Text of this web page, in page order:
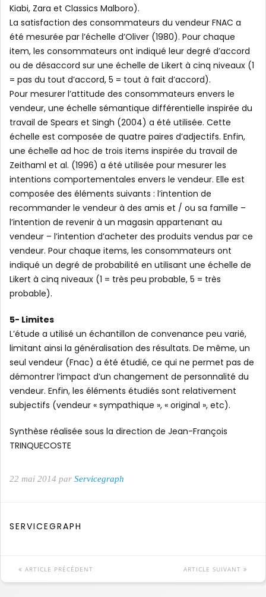
Kiabi, Zara et Classics Malboro).
La satisfaction des consommateurs du vendeur FNAC a
été mesurée par l’échelle d’Oliver (1980). Pour chaque
item, les consommateurs ont indiqué leur degré d’accord
ou de désaccord sur une échelle de Likert à cinq niveaux (1
= pas du tout d’accord, 5 = tout à fait d’accord).
Pour mesurer l’attitude des consommateurs envers le
vendeur, une échelle sémantique différentielle inspirée du
travail de Spears et Singh (2004) a été utilisée. Cette
échelle est composée de quatre paires d’adjectifs. Enfin,
une échelle ad hoc de trois items inspirée du travail de
Zeithaml et al. (1996) a été utilisée pour mesurer les
intentions comportementales envers le vendeur. Elle est
composée des éléments suivants : l’intention de
recommander le vendeur à des amis et / ou sa famille –
l’intention de revenir à un magasin appartenant au
vendeur – l’intention d’acheter des produits vendus par ce
vendeur. Pour chaque items, les consommateurs ont
indiqué un degré de probabilité en utilisant une échelle de
Likert à cinq niveaux (1 = très peu probable, 5 = très
probable).
5- Limites
L’étude a utilisé un échantillon de convenance peu varié,
limitant ainsi la généralisation des résultats. De même, un
seul vendeur (Fnac) a été étudié, ce qui ne permet pas de
démontrer l’impact d’un changement de personnalité du
vendeur. Enfin, les éléments étudiés sont relativement
subjectifs (vendeur « sympathique », « original », etc).
Synthèse réalisée sous la direction de Jean-François
TRINQUECOSTE
22 mai 2014 par Servicegraph
SERVICEGRAPH
ARTICLE PRÉCÉDENT ARTICLE SUIVANT